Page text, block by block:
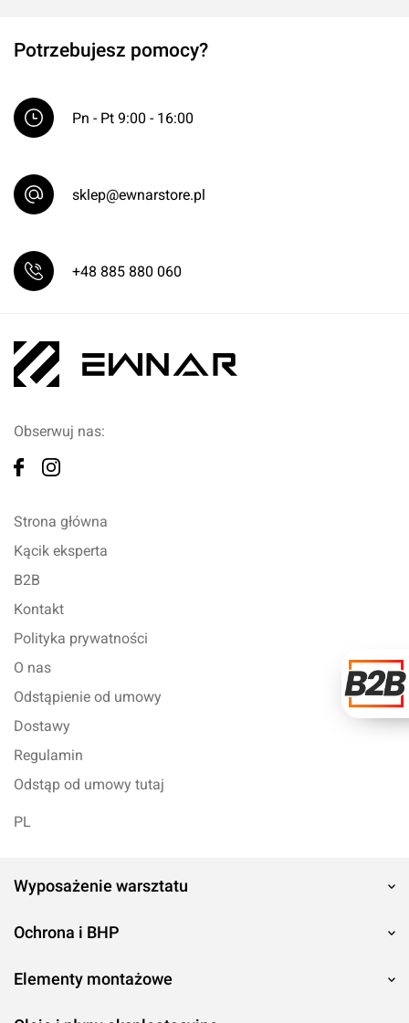
Potrzebujesz pomocy?
Pn - Pt 9:00 - 16:00
sklep@ewnarstore.pl
+48 885 880 060
Obserwuj nas:
Strona główna
Kącik eksperta
B2B
Kontakt
Polityka prywatności
O nas
Odstąpienie od umowy
Dostawy
Regulamin
Odstąp od umowy tutaj
PL
Wyposażenie warsztatu
Ochrona i BHP
Elementy montażowe